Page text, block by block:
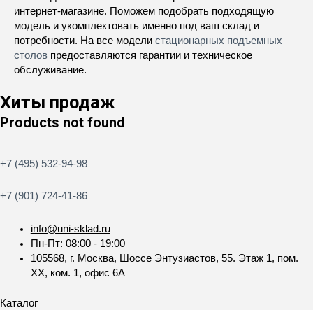
интернет-магазине. Поможем подобрать подходящую
модель и укомплектовать именно под ваш склад и
потребности. На все модели стационарных подъемных
столов предоставляются гарантии и техническое
обслуживание.
Хиты продаж
Products not found
+7 (495) 532-94-98
+7 (901) 724-41-86
info@uni-sklad.ru
Пн-Пт: 08:00 - 19:00
105568, г. Москва, Шоссе Энтузиастов, 55. Этаж 1, пом.
XX, ком. 1, офис 6А
Каталог